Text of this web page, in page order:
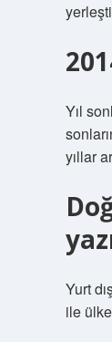
Yıl
yıllar
Yurt
ile